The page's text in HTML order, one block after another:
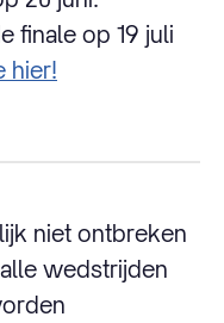
finale op 19 juli
hier!
niet ontbreken
wedstrijden